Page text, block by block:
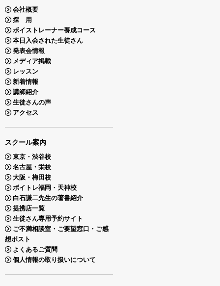
会社概要
採 用
ボイストレーナー養成コース
本日入会された生徒さん
発表会情報
メディア掲載
レッスン
新着情報
講師紹介
生徒さんの声
アクセス
スクール案内
東京・渋谷校
名古屋・栄校
大阪・梅田校
ボイトレ福岡・天神校
白石謙二先生の著書紹介
提携店一覧
生徒さん専用予約サイト
ご不満相談室・ご要望窓口・ご感
想ポスト
よくあるご質問
個人情報の取り扱いについて